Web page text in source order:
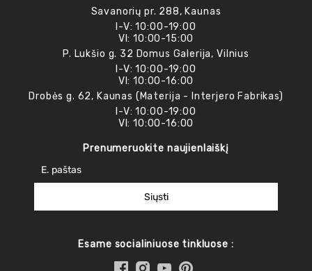
Savanorių pr. 288, Kaunas
I-V: 10:00-19:00
VI: 10:00-15:00
P. Lukšio g. 32 Domus Galerija, Vilnius
I-V: 10:00-19:00
VI: 10:00-16:00
Drobės g. 62, Kaunas (Materija - Interjero Fabrikas)
I-V: 10:00-19:00
VI: 10:00-16:00
Prenumeruokite naujienlaiškį
Siųsti
Esame socialiniuose tinkluose :